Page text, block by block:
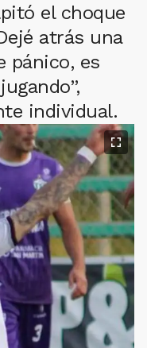
el choque
atrás una
pánico, es
individual.